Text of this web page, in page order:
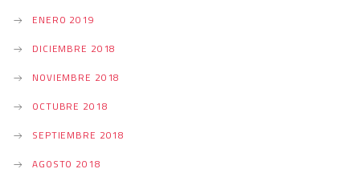
ENERO 2019
DICIEMBRE 2018
NOVIEMBRE 2018
OCTUBRE 2018
SEPTIEMBRE 2018
AGOSTO 2018